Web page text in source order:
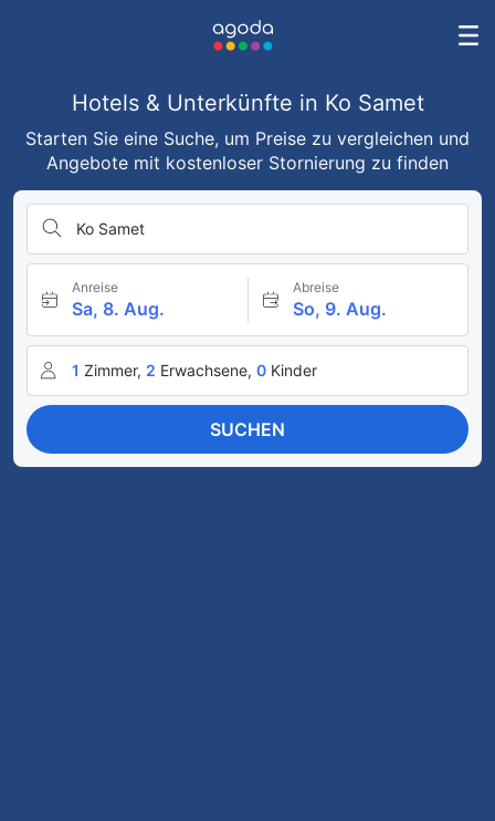
Hotels & Unterkünfte in Ko Samet
Starten Sie eine Suche, um Preise zu vergleichen und
Angebote mit kostenloser Stornierung zu finden
Ko Samet
Anreise
Sa, 8. Aug.
Abreise
So, 9. Aug.
1 Zimmer, 2 Erwachsene, 0 Kinder
SUCHEN